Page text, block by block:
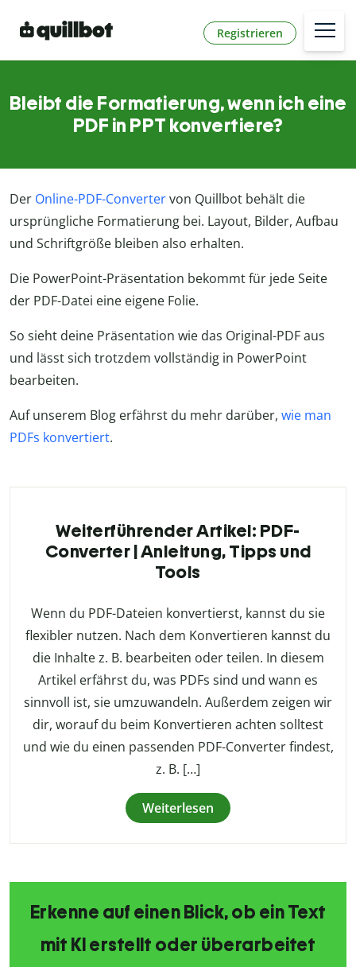
Registrieren
Bleibt die Formatierung, wenn ich eine
PDF in PPT konvertiere?
Der Online-PDF-Convertervon Quillbot behält die
ursprüngliche Formatierung bei. Layout, Bilder, Aufbau
und Schriftgröße bleiben also erhalten.
Die PowerPoint-Präsentation bekommt für jede Seite
der PDF-Datei eine eigene Folie.
So sieht deine Präsentation wie das Original-PDF aus
und lässt sich trotzdem vollständig in PowerPoint
bearbeiten.
Auf unserem Blog erfährst du mehr darüber, wie man
PDFs konvertiert.
Weiterführender Artikel: PDF-
Converter | Anleitung, Tipps und
Tools
Wenn du PDF-Dateien konvertierst, kannst du sie
flexibler nutzen. Nach dem Konvertieren kannst du
die Inhalte z. B. bearbeiten oder teilen. In diesem
Artikel erfährst du, was PDFs sind und wann es
sinnvoll ist, sie umzuwandeln. Außerdem zeigen wir
dir, worauf du beim Konvertieren achten solltest
und wie du einen passenden PDF-Converter findest,
z. B. […]
Weiterlesen
Erkenne auf einen Blick, ob ein Text
mit KI erstellt oder überarbeitet